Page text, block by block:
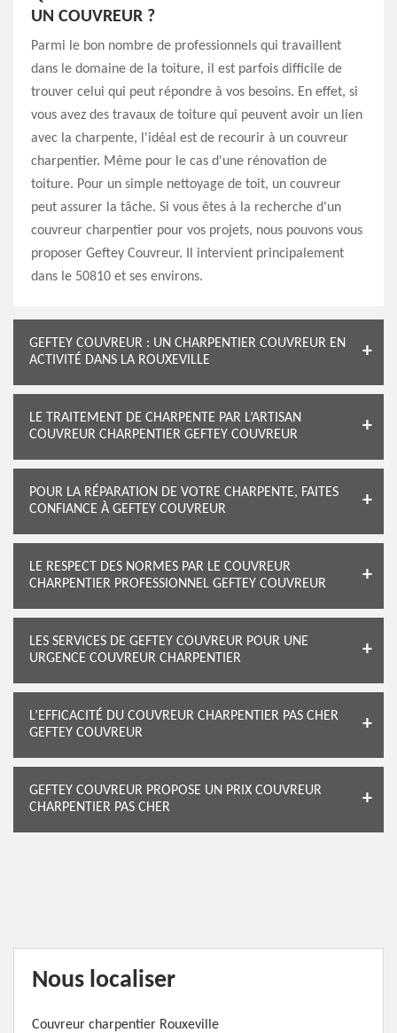
UN COUVREUR ?
Parmi le bon nombre de professionnels qui travaillent
dans le domaine de la toiture, il est parfois difficile de
trouver celui qui peut répondre à vos besoins. En effet, si
vous avez des travaux de toiture qui peuvent avoir un lien
avec la charpente, l'idéal est de recourir à un couvreur
charpentier. Même pour le cas d'une rénovation de
toiture. Pour un simple nettoyage de toit, un couvreur
peut assurer la tâche. Si vous êtes à la recherche d'un
couvreur charpentier pour vos projets, nous pouvons vous
proposer Geftey Couvreur. Il intervient principalement
dans le 50810 et ses environs.
GEFTEY COUVREUR : UN CHARPENTIER COUVREUR EN
ACTIVITÉ DANS LA ROUXEVILLE
LE TRAITEMENT DE CHARPENTE PAR L’ARTISAN
COUVREUR CHARPENTIER GEFTEY COUVREUR
POUR LA RÉPARATION DE VOTRE CHARPENTE, FAITES
CONFIANCE À GEFTEY COUVREUR
LE RESPECT DES NORMES PAR LE COUVREUR
CHARPENTIER PROFESSIONNEL GEFTEY COUVREUR
LES SERVICES DE GEFTEY COUVREUR POUR UNE
URGENCE COUVREUR CHARPENTIER
L’EFFICACITÉ DU COUVREUR CHARPENTIER PAS CHER
GEFTEY COUVREUR
GEFTEY COUVREUR PROPOSE UN PRIX COUVREUR
CHARPENTIER PAS CHER
Nous localiser
Couvreur charpentier Rouxeville